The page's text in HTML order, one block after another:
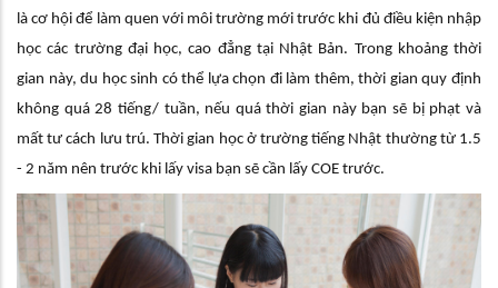
là cơ hội để làm quen với môi trường mới trước khi đủ điều kiện nhập
học các trường đại học, cao đẳng tại Nhật Bản. Trong khoảng thời
gian này, du học sinh có thể lựa chọn đi làm thêm, thời gian quy định
không quá 28 tiếng/ tuần, nếu quá thời gian này bạn sẽ bị phạt và
mất tư cách lưu trú. Thời gian học ở trường tiếng Nhật thường từ 1.5
- 2 năm nên trước khi lấy visa bạn sẽ cần lấy COE trước.